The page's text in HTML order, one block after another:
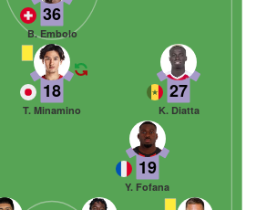
19
Y. Fofana
18
T. Minamino
27
K. Diatta
36
B. Embolo